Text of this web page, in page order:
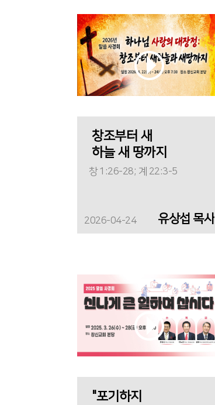
창조부터 새
하늘 새 땅까지
창 1:26-28; 계 22:3-5
2026-04-24 유상섭 목사
"포기하지